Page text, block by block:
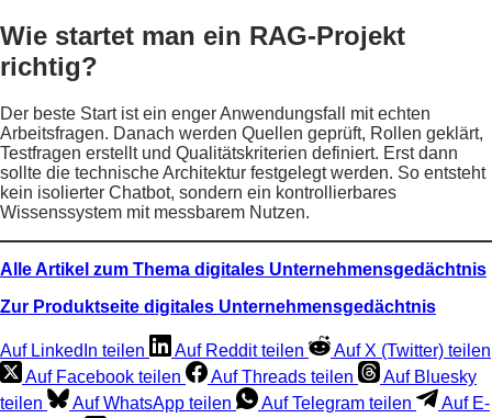
Wie startet man ein RAG-Projekt
richtig?
Der beste Start ist ein enger Anwendungsfall mit echten
Arbeitsfragen. Danach werden Quellen geprüft, Rollen geklärt,
Testfragen erstellt und Qualitätskriterien definiert. Erst dann
sollte die technische Architektur festgelegt werden. So entsteht
kein isolierter Chatbot, sondern ein kontrollierbares
Wissenssystem mit messbarem Nutzen.
Alle Artikel zum Thema digitales Unternehmensgedächtnis
Zur Produktseite digitales Unternehmensgedächtnis
Auf LinkedIn teilen Auf Reddit teilen
Auf X (Twitter) teilen
Auf Facebook teilen
Auf Threads teilen
Auf Bluesky
teilen
Auf WhatsApp teilen Auf Telegram teilen
Auf E-